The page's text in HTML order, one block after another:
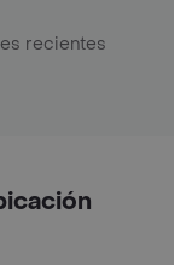
recientes